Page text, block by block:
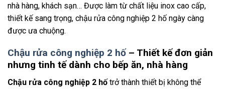
nhà hàng, khách sạn… Được làm từ chất liệu inox cao cấp,
thiết kế sang trọng, chậu rửa công nghiệp 2 hố ngày càng
được ưa chuộng.
Chậu rửa công nghiệp 2 hố– Thiết kế đơn giản
nhưng tinh tế dành cho bếp ăn, nhà hàng
Chậu rửa công nghiệp 2 hốtrở thành thiết bị không thể